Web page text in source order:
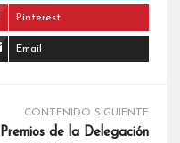
Pinterest
Email
CONTENIDO SIGUIENTE
Premios de la Delegación